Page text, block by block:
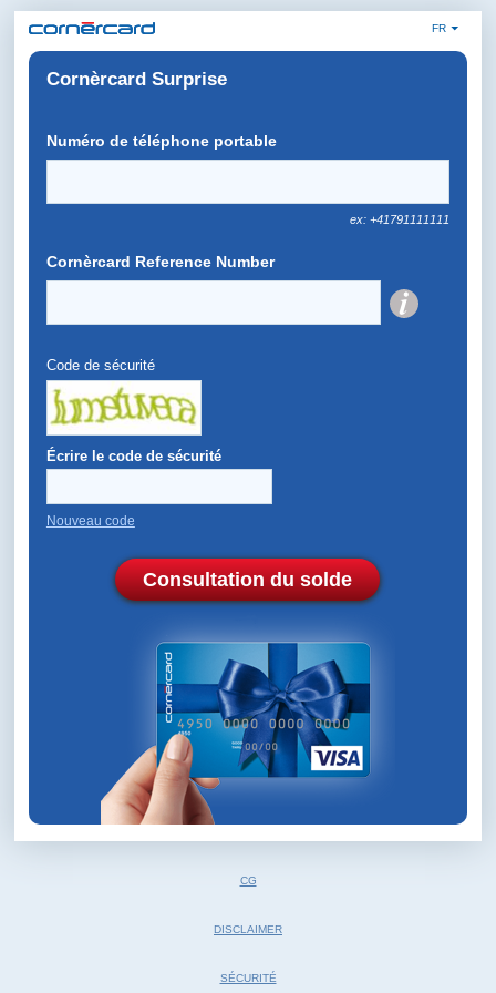
FR
Cornèrcard Surprise
Numéro de téléphone portable
ex: +41791111111
Cornèrcard Reference Number
Code de sécurité
Écrire le code de sécurité
Nouveau code
Consultation du solde
CG
DISCLAIMER
SÉCURITÉ